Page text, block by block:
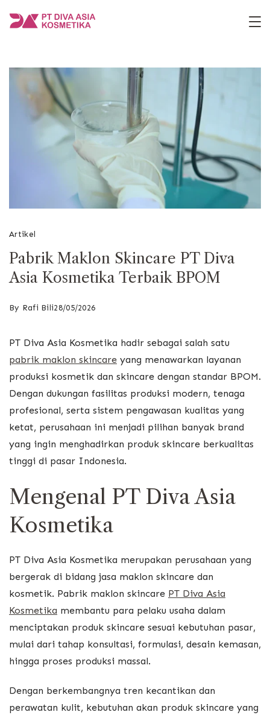
Asia
Kosmetika
Artikel
Pabrik Maklon Skincare PT Diva
Asia Kosmetika Terbaik BPOM
By Rafi Bili28/05/2026
PT Diva Asia Kosmetika hadir sebagai salah satu
pabrik maklon skincare yang menawarkan layanan
produksi kosmetik dan skincare dengan standar BPOM.
Dengan dukungan fasilitas produksi modern, tenaga
profesional, serta sistem pengawasan kualitas yang
ketat, perusahaan ini menjadi pilihan banyak brand
yang ingin menghadirkan produk skincare berkualitas
tinggi di pasar Indonesia.
Mengenal PT Diva Asia
Kosmetika
PT Diva Asia Kosmetika merupakan perusahaan yang
bergerak di bidang jasa maklon skincare dan
kosmetik. Pabrik maklon skincare PT Diva Asia
Kosmetika membantu para pelaku usaha dalam
menciptakan produk skincare sesuai kebutuhan pasar,
mulai dari tahap konsultasi, formulasi, desain kemasan,
hingga proses produksi massal.
Dengan berkembangnya tren kecantikan dan
perawatan kulit, kebutuhan akan produk skincare yang